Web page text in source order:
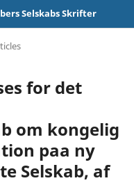
Selskabs Skrifter
for det
om kongelig
paa ny
Selskab, af